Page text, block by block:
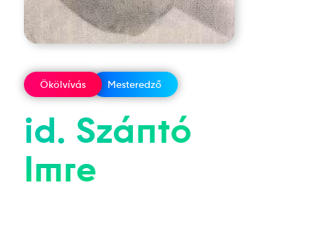
Ökölvívás Mesteredző
id. Szántó
Imre